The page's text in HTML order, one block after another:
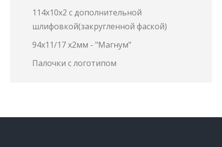
114х10х2 с дополнительной
шлифовкой(закругленной фаской)
94х11/17 х2мм - "Магнум"
Палочки с логотипом